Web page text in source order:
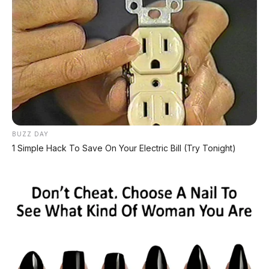
🛵 Yamaha Mio M3 2026
🏍️ Motor Yamaha 2026
🌊 Panduan Berkendara Saat Hujan
📲 KLIK UNTUK INFO PROMO & KREDIT 📲
BUZZ DAY
1 Simple Hack To Save On Your Electric Bill (Try Tonight)